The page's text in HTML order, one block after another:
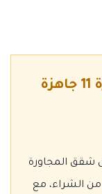
هل تبحث عن شقة في المجاورة 11 جاهزة
المجاورة
الشراء، مع